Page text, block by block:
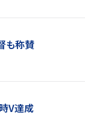
も称賛
V達成